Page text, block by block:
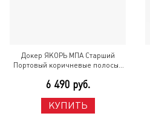
Докер ЯКОРЬ МПА Старший
Портовый коричневые полосы /
Разноцветный
6 490 руб.
КУПИТЬ